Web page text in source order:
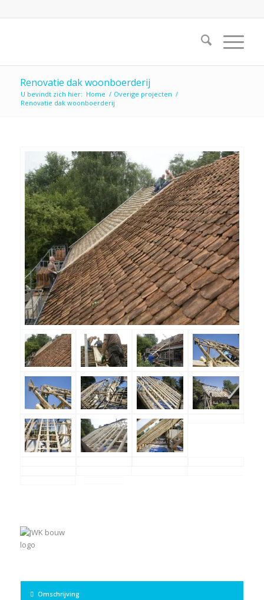
Renovatie dak woonboerderij
U bevindt zich hier: Home / Overige projecten /
Renovatie dak woonboerderij
Omschrijving